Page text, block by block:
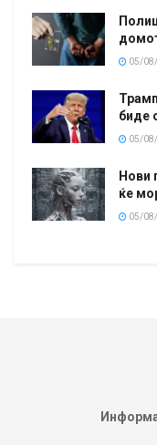
05/
биде
05/
Нови
ќе
05/